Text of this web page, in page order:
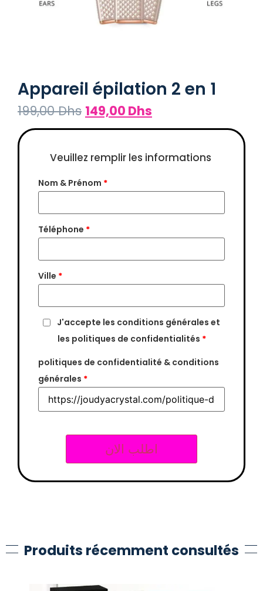
Appareil épilation 2 en 1
199,00Dhs 149,00 Dhs
Nom & Prénom *
Téléphone *
Ville *
J'accepte les conditions générales et
les politiques de confidentialités *
politiques de confidentialité & conditions
générales *
اطلب الان
Produits récemment consultés